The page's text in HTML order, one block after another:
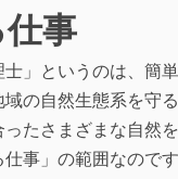
事
士」というのは、簡
の自然生態系を守
たさまざまな自然
事」の範囲なのです